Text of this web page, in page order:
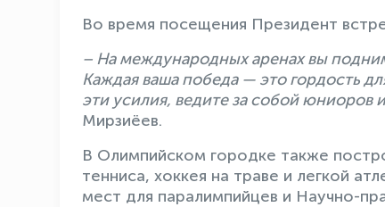
Во время посещения Президент
– На международных аренах вы
Каждая ваша победа — это гордость
эти усилия, ведите за собой
Мирзиёев.
В Олимпийском городке также
тенниса, хоккея на траве и легкой
мест для паралимпийцев и Научно-